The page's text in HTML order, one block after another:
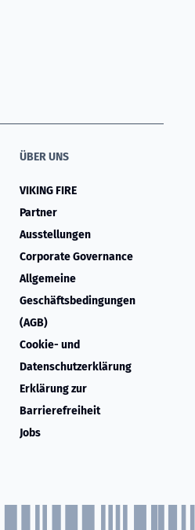
ÜBER UNS
VIKING FIRE
Partner
Ausstellungen
Corporate Governance
Allgemeine
Geschäftsbedingungen
(AGB)
Cookie- und
Datenschutzerklärung
Erklärung zur
Barrierefreiheit
Jobs